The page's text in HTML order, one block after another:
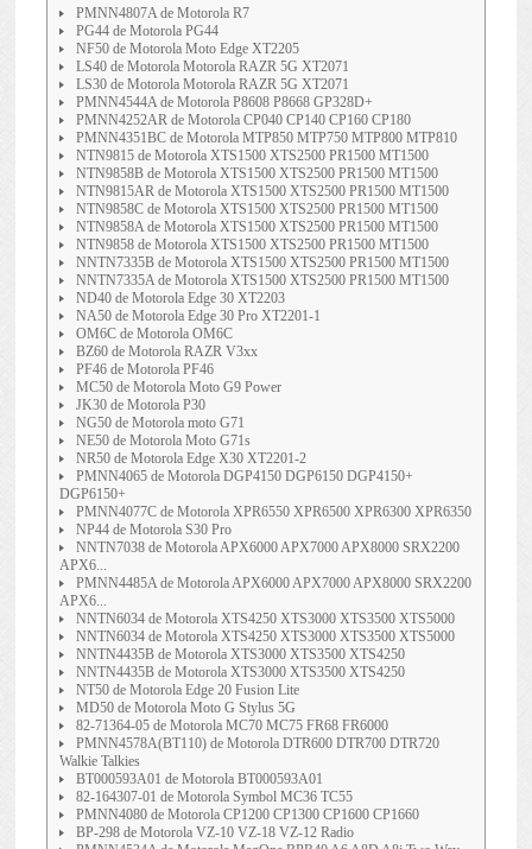
PMNN4807A de Motorola R7
PG44 de Motorola PG44
NF50 de Motorola Moto Edge XT2205
LS40 de Motorola Motorola RAZR 5G XT2071
LS30 de Motorola Motorola RAZR 5G XT2071
PMNN4544A de Motorola P8608 P8668 GP328D+
PMNN4252AR de Motorola CP040 CP140 CP160 CP180
PMNN4351BC de Motorola MTP850 MTP750 MTP800 MTP810
NTN9815 de Motorola XTS1500 XTS2500 PR1500 MT1500
NTN9858B de Motorola XTS1500 XTS2500 PR1500 MT1500
NTN9815AR de Motorola XTS1500 XTS2500 PR1500 MT1500
NTN9858C de Motorola XTS1500 XTS2500 PR1500 MT1500
NTN9858A de Motorola XTS1500 XTS2500 PR1500 MT1500
NTN9858 de Motorola XTS1500 XTS2500 PR1500 MT1500
NNTN7335B de Motorola XTS1500 XTS2500 PR1500 MT1500
NNTN7335A de Motorola XTS1500 XTS2500 PR1500 MT1500
ND40 de Motorola Edge 30 XT2203
NA50 de Motorola Edge 30 Pro XT2201-1
OM6C de Motorola OM6C
BZ60 de Motorola RAZR V3xx
PF46 de Motorola PF46
MC50 de Motorola Moto G9 Power
JK30 de Motorola P30
NG50 de Motorola moto G71
NE50 de Motorola Moto G71s
NR50 de Motorola Edge X30 XT2201-2
PMNN4065 de Motorola DGP4150 DGP6150 DGP4150+
DGP6150+
PMNN4077C de Motorola XPR6550 XPR6500 XPR6300 XPR6350
NP44 de Motorola S30 Pro
NNTN7038 de Motorola APX6000 APX7000 APX8000 SRX2200
APX6...
PMNN4485A de Motorola APX6000 APX7000 APX8000 SRX2200
APX6...
NNTN6034 de Motorola XTS4250 XTS3000 XTS3500 XTS5000
NNTN6034 de Motorola XTS4250 XTS3000 XTS3500 XTS5000
NNTN4435B de Motorola XTS3000 XTS3500 XTS4250
NNTN4435B de Motorola XTS3000 XTS3500 XTS4250
NT50 de Motorola Edge 20 Fusion Lite
MD50 de Motorola Moto G Stylus 5G
82-71364-05 de Motorola MC70 MC75 FR68 FR6000
PMNN4578A(BT110) de Motorola DTR600 DTR700 DTR720
Walkie Talkies
BT000593A01 de Motorola BT000593A01
82-164307-01 de Motorola Symbol MC36 TC55
PMNN4080 de Motorola CP1200 CP1300 CP1600 CP1660
BP-298 de Motorola VZ-10 VZ-18 VZ-12 Radio